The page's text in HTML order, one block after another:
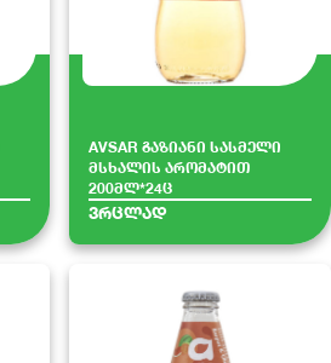
AVSAR გაზიანი სასმელი
მსხალის არომატით
200მლ*24ც
ვრცლად